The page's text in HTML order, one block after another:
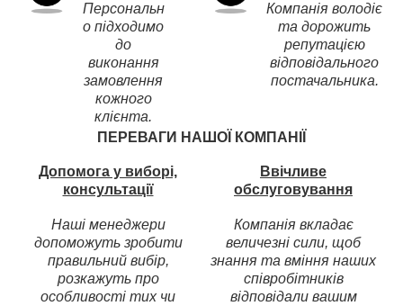
Персональн
о підходимо
до
виконання
замовлення
кожного
клієнта.
Компанія володіє
та дорожить
репутацією
відповідального
постачальника.
ПЕРЕВАГИ НАШОЇ КОМПАНІЇ
Допомога у виборі,
консультації
Наші менеджери
допоможуть зробити
правильний вибір,
розкажуть про
особливості тих чи
Ввічливе
обслуговування
Компанія вкладає
величезні сили, щоб
знання та вміння наших
співробітників
відповідали вашим